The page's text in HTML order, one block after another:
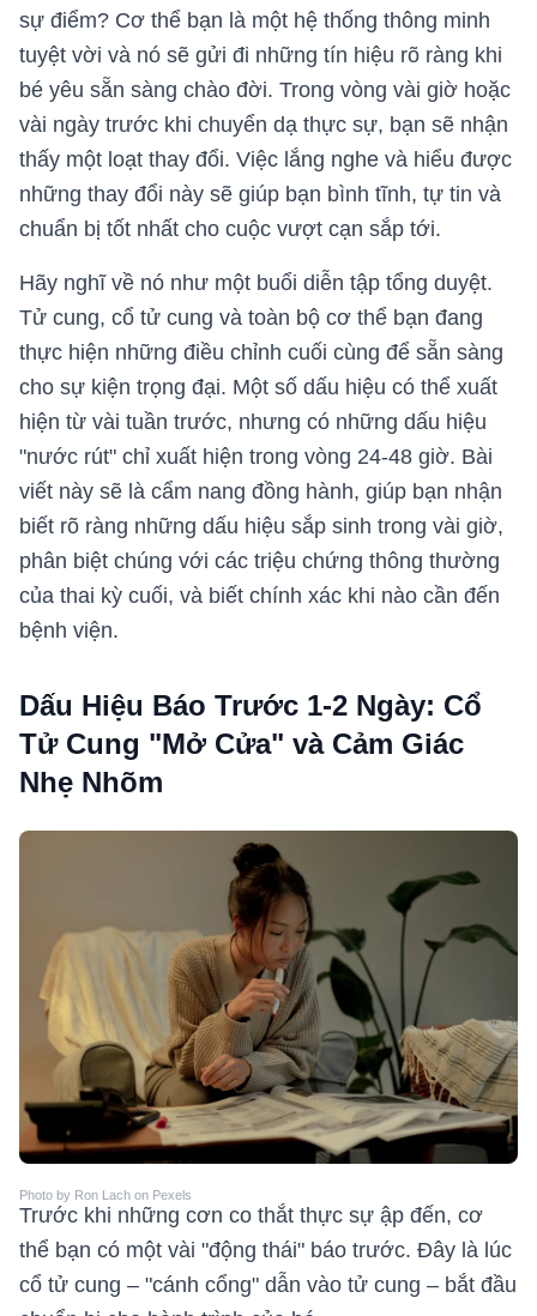
sự điểm? Cơ thể bạn là một hệ thống thông minh
tuyệt vời và nó sẽ gửi đi những tín hiệu rõ ràng khi
bé yêu sẵn sàng chào đời. Trong vòng vài giờ hoặc
vài ngày trước khi chuyển dạ thực sự, bạn sẽ nhận
thấy một loạt thay đổi. Việc lắng nghe và hiểu được
những thay đổi này sẽ giúp bạn bình tĩnh, tự tin và
chuẩn bị tốt nhất cho cuộc vượt cạn sắp tới.
Hãy nghĩ về nó như một buổi diễn tập tổng duyệt.
Tử cung, cổ tử cung và toàn bộ cơ thể bạn đang
thực hiện những điều chỉnh cuối cùng để sẵn sàng
cho sự kiện trọng đại. Một số dấu hiệu có thể xuất
hiện từ vài tuần trước, nhưng có những dấu hiệu
"nước rút" chỉ xuất hiện trong vòng 24-48 giờ. Bài
viết này sẽ là cẩm nang đồng hành, giúp bạn nhận
biết rõ ràng những dấu hiệu sắp sinh trong vài giờ,
phân biệt chúng với các triệu chứng thông thường
của thai kỳ cuối, và biết chính xác khi nào cần đến
bệnh viện.
Dấu Hiệu Báo Trước 1-2 Ngày: Cổ
Tử Cung "Mở Cửa" và Cảm Giác
Nhẹ Nhõm
Photo by Ron Lach on Pexels
Trước khi những cơn co thắt thực sự ập đến, cơ
thể bạn có một vài "động thái" báo trước. Đây là lúc
cổ tử cung – "cánh cổng" dẫn vào tử cung – bắt đầu